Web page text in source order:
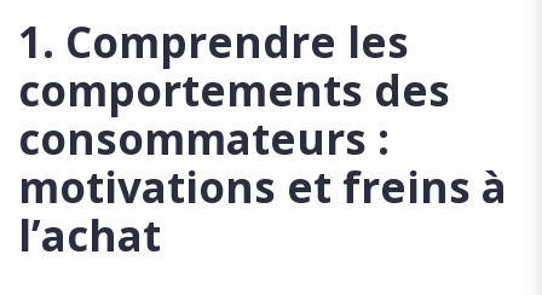
1. Comprendre les
comportements des
consommateurs :
motivations et freins à
l’achat